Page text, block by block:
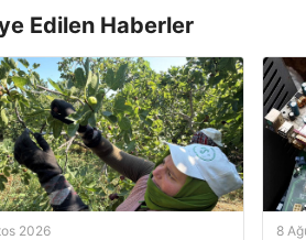
Edilen Haberler
2026 8